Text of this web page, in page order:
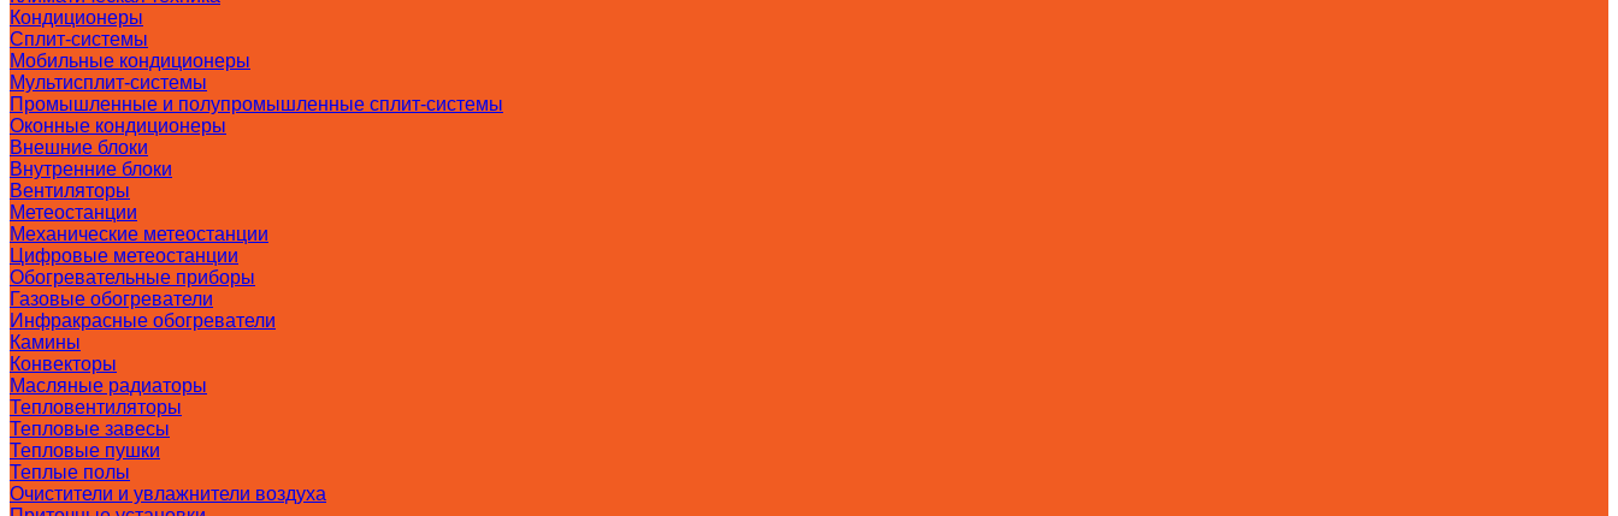
Кондиционеры
Сплит-системы
Мобильные кондиционеры
Мультисплит-системы
Промышленные и полупромышленные сплит-системы
Оконные кондиционеры
Внешние блоки
Внутренние блоки
Вентиляторы
Метеостанции
Механические метеостанции
Цифровые метеостанции
Обогревательные приборы
Газовые обогреватели
Инфракрасные обогреватели
Камины
Конвекторы
Масляные радиаторы
Тепловентиляторы
Тепловые завесы
Тепловые пушки
Теплые полы
Очистители и увлажнители воздуха